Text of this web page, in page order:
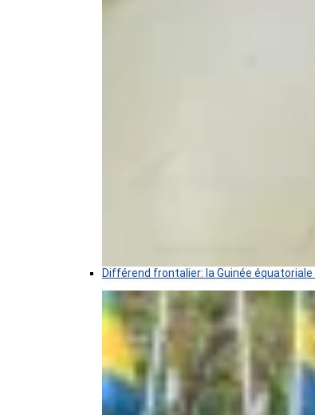
Différend frontalier: la Guinée